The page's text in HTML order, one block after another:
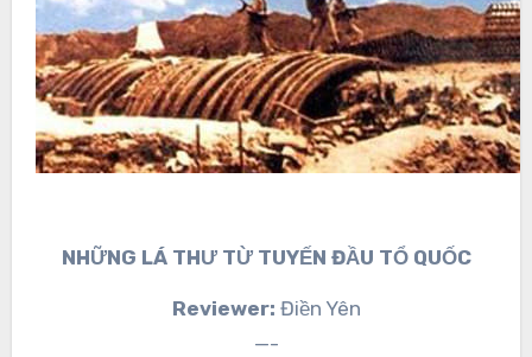
NHỮNG LÁ THƯ TỪ TUYẾN ĐẦU TỔ QUỐC
Reviewer: Điền Yên
—-